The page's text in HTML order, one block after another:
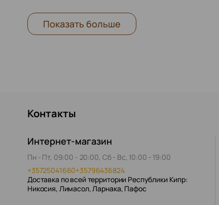
Показать больше
Контакты
Интернет-магазин
Пн - Пт, 09:00 - 20:00, Сб - Вс, 10:00 - 19:00
+35725041660+35796436824
Доставка по всей территории Республики Кипр:
Никосия, Лимасол, Ларнака, Пафос